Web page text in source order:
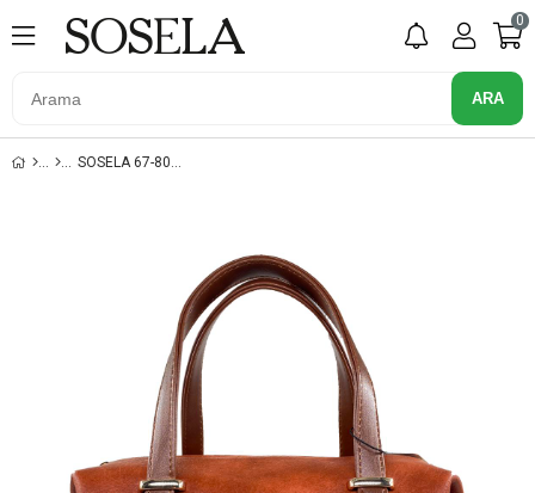
0
SOSELA 67-8064 KİREMİT